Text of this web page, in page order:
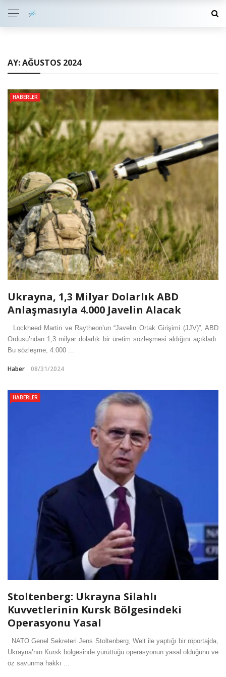
AY:AĞUSTOS 2024
HABERLER
Ukrayna, 1,3 Milyar Dolarlık ABD
Anlaşmasıyla 4.000 Javelin Alacak
Lockheed Martin ve Raytheon’un “Javelin Ortak Girişimi (JJV)”, ABD
Ordusu’ndan 1,3 milyar dolarlık bir üretim sözleşmesi aldığını açıkladı.
Bu sözleşme, 4.000 ...
Haber 08/31/2024
HABERLER
Stoltenberg: Ukrayna Silahlı
Kuvvetlerinin Kursk Bölgesindeki
Operasyonu Yasal
NATO Genel Sekreteri Jens Stoltenberg, Welt ile yaptığı bir röportajda,
Ukrayna’nın Kursk bölgesinde yürüttüğü operasyonun yasal olduğunu ve
öz savunma hakkı ...